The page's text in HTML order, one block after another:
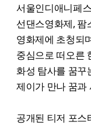
서울인디애니페
선댄스영화제, 팜
영화제에 초청되
중심으로 떠오른
화성 탐사를 꿈꾸
제이가 만나 꿈과
공개된 티저 포스